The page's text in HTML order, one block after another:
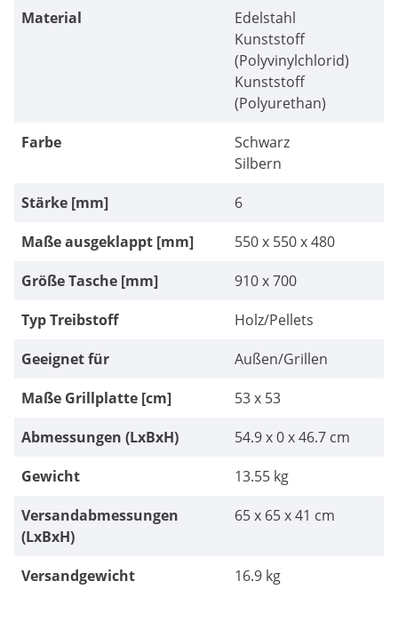
Material
Edelstahl
Kunststoff
(Polyvinylchlorid)
Kunststoff
(Polyurethan)
Farbe
Schwarz
Silbern
Stärke [mm]
6
Maße ausgeklappt [mm]
550 x 550 x 480
Größe Tasche [mm]
910 x 700
Typ Treibstoff
Holz/Pellets
Geeignet für
Außen/Grillen
Maße Grillplatte [cm]
53 x 53
Abmessungen (LxBxH)
54.9 x 0 x 46.7 cm
Gewicht
13.55 kg
Versandabmessungen
(LxBxH)
65 x 65 x 41 cm
Versandgewicht 16.9 kg